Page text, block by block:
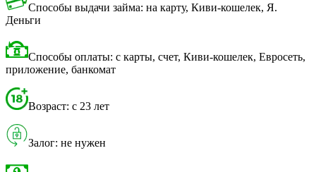
Способы выдачи займа: на карту, Киви-кошелек, Я.
Деньги
Способы оплаты: с карты, счет, Киви-кошелек, Евросеть,
приложение, банкомат
Возраст: с 23 лет
Залог: не нужен